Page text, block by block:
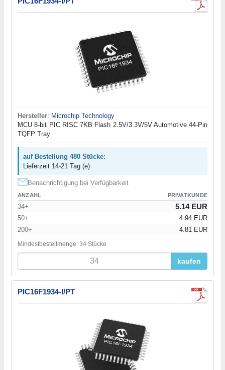
Hersteller: Microchip Technology
MCU 8-bit PIC RISC 7KB Flash 2.5V/3.3V/5V Automotive 44-Pin
TQFP Tray
auf Bestellung 480 Stücke:
Lieferzeit 14-21 Tag (e)
Benachrichtigung bei Verfügbarkeit
ANZAHL PRIVATKUNDE
34+ 5.14 EUR
50+
4.94 EUR
200+
4.81 EUR
Mindestbestellmenge: 34 Stücke
kaufen
PIC16F1934-I/PT